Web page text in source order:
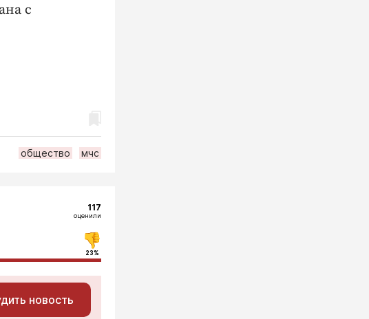
с
общество мчс
117
оценили
23%
новость